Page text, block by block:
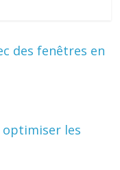
des fenêtres en
les